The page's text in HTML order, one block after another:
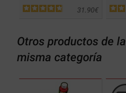
€
31.90
Otros productos de la
misma categoría